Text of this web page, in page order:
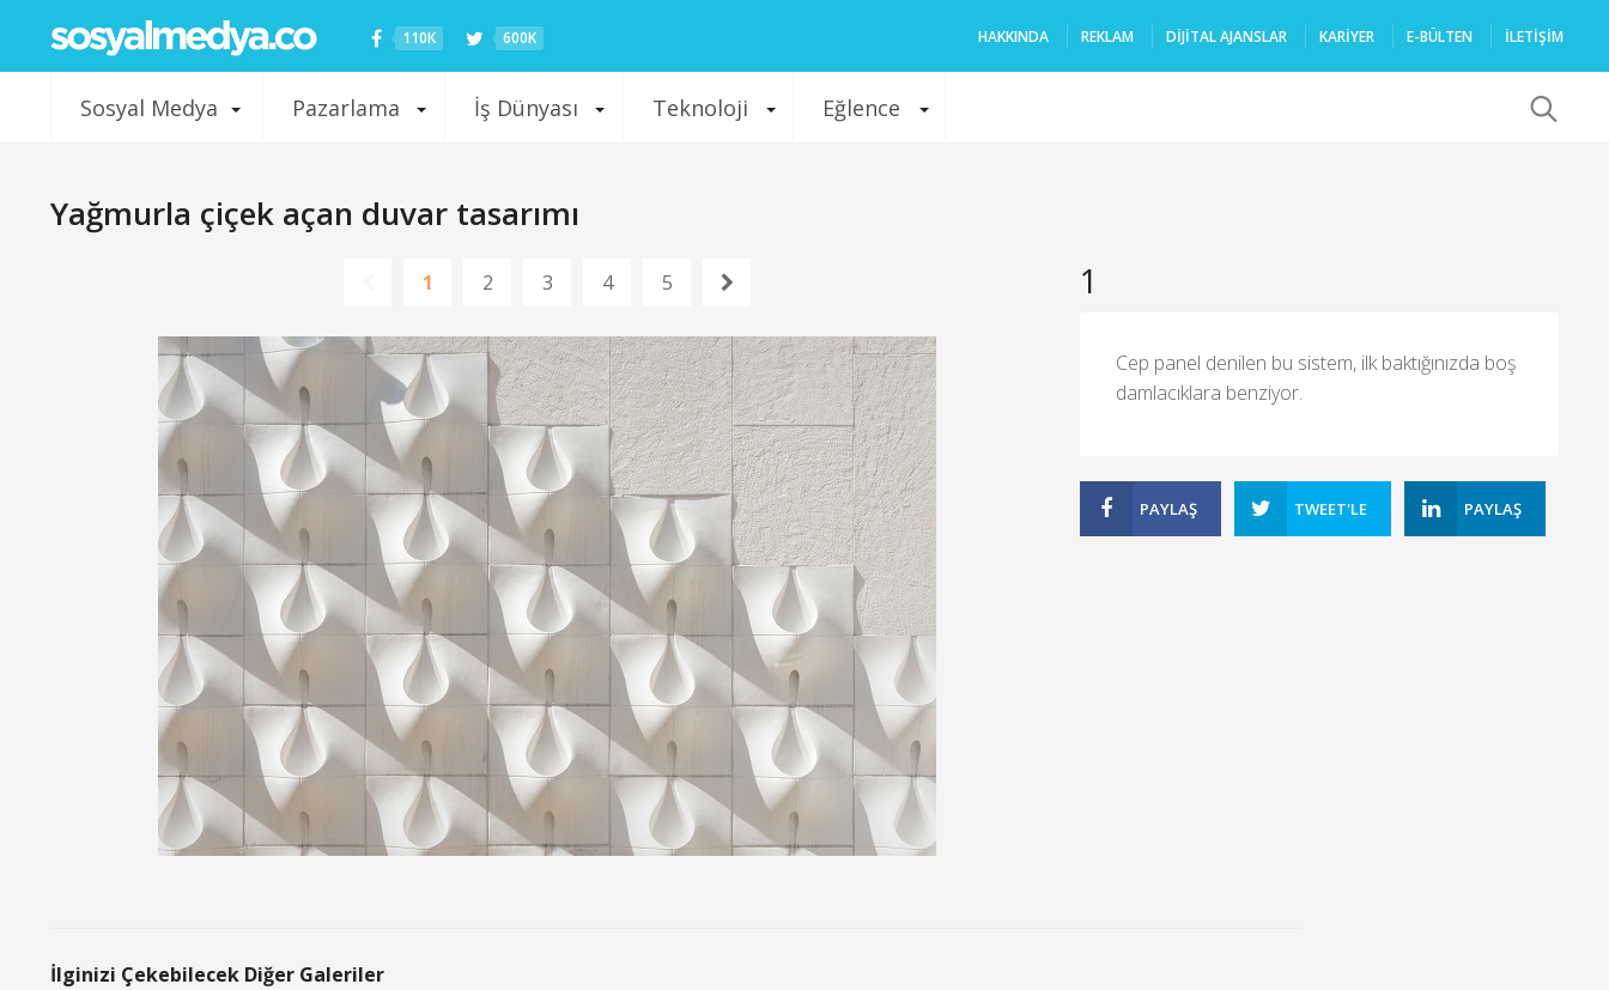
110K 600K HAKKINDA REKLAM DIJITAL AJANSLAR KARIYER E-BÜLTEN İLETİŞİM
Sosyal Medya Pazarlama İş Dünyası Teknoloji Eğlence
Yağmurla çiçek açan duvar tasarımı
1 2 3 4 5 1
Cep panel denilen bu sistem, ilk baktığınızda boş
damlacıklara benziyor.
PAYLAŞ TWEET'LE PAYLAŞ
İlginizi Çekebilecek Diğer Galeriler